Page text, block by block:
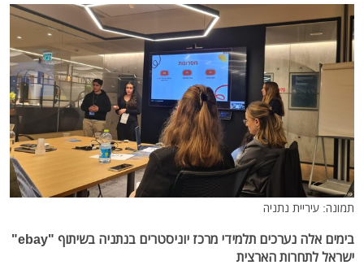
תמונה: עיריית נתניה
בימים אלה נערכים תלמידי מרכז יוניסטרים בנתניה בשיתוף "ebay"
ישראל לתחרות הארצית